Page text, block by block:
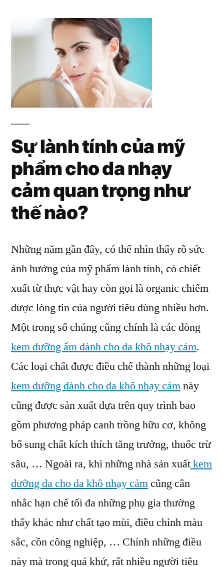
Sự lành tính của mỹ
phẩm cho da nhạy
cảm quan trọng như
thế nào?
Những năm gần đây, có thể nhìn thấy rõ sức
ảnh hưởng của mỹ phẩm lành tính, có chiết
xuất từ thực vật hay còn gọi là organic chiếm
được lòng tin của người tiêu dùng nhiều hơn.
Một trong số chúng cũng chính là các dòng
kem dưỡng ẩm dành cho da khô nhạy cảm.
Các loại chất được điều chế thành những loại
kem dưỡng dành cho da khô nhạy cảmnày
cũng được sản xuất dựa trên quy trình bao
gồm phương pháp canh trồng hữu cơ, không
bổ sung chất kích thích tăng trưởng, thuốc trừ
sâu, … Ngoài ra, khi những nhà sản xuấtkem
dưỡng da cho da khô nhạy cảmcũng cân
nhắc hạn chế tối đa những phụ gia thường
thấy khác như chất tạo mùi, điều chỉnh màu
sắc, cồn công nghiệp, … Chính những điều
này mà trong quá khứ, rất nhiều người tiêu